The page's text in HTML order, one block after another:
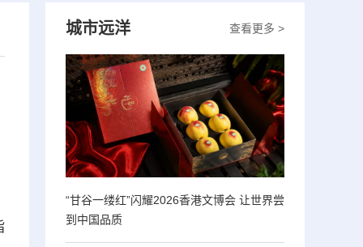
查看更多 >
城市远洋
“甘谷一缕红”闪耀2026香港文博会 让世界尝
到中国品质